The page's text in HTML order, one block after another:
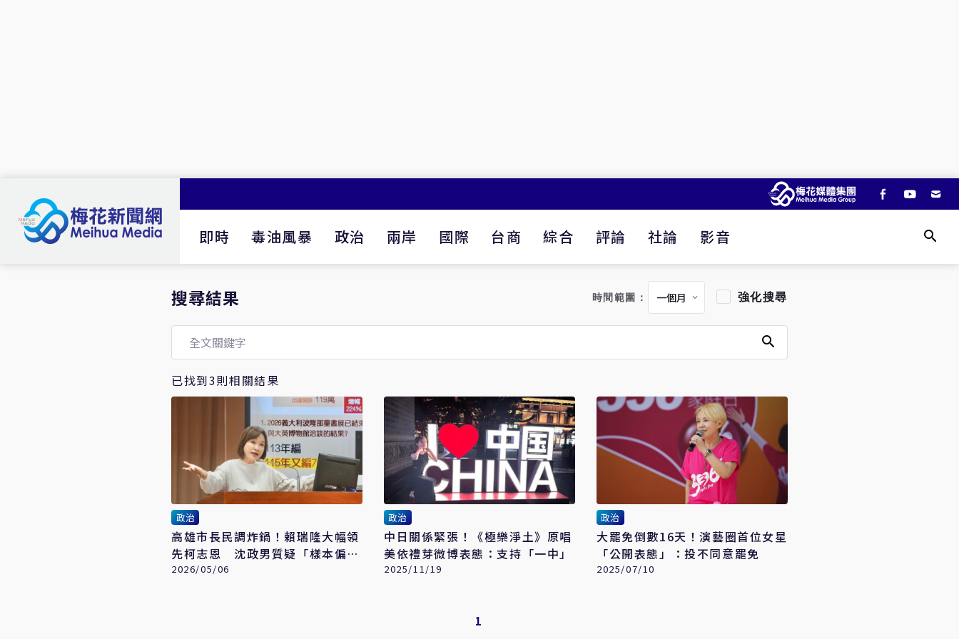
即時 毒油風暴 政治 兩岸 國際 台商 綜合 評論 社論 影音
搜尋結果 時間範圍： 強化搜尋
已找到3則相關結果
政治
高雄市長民調炸鍋！賴瑞隆大幅領
先柯志恩 沈政男質疑「樣本偏
綠」失真
2026/05/06
政治
中日關係緊張！《極樂淨土》原唱
美依禮芽微博表態：支持「一中」
2025/11/19
政治
大罷免倒數16天！演藝圈首位女星
「公開表態」：投不同意罷免
2025/07/10
1